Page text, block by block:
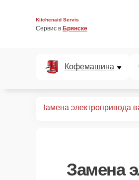
Kitchenaid Servis
Сервис в Брянске
Кофемашина
Замена электропривода
Замена